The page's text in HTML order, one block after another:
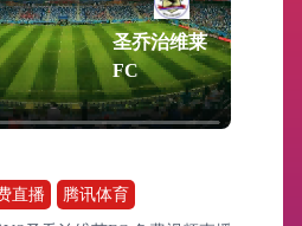
圣乔治维莱
FC
直播 腾讯体育